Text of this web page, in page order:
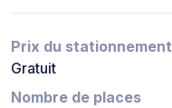
Prix du stationnement
Gratuit
Nombre de places